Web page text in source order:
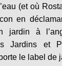
(et où
en
jardin à
Jardins et
le label de